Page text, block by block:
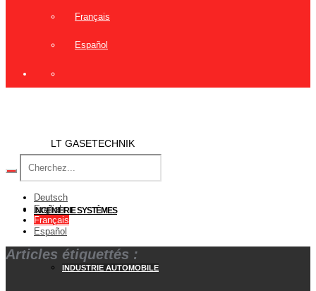
Français
Español
LT GASETECHNIK
INGÉNIERIE SYSTÈMES
INDUSTRIE AUTOMOBILE
Deutsch
English
Français
Español
Articles étiquettés :